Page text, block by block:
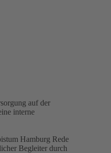
auf der
interne
Hamburg Rede
Begleiter durch